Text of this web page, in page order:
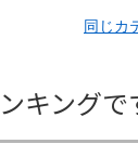
同じカ
キングで